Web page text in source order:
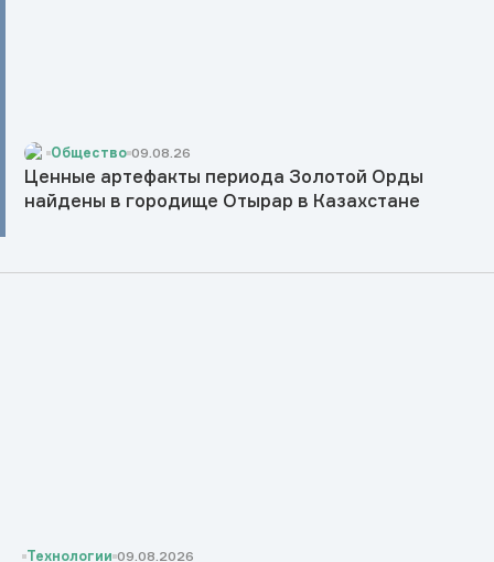
Общество 09.08.26
Ценные артефакты периода Золотой Орды
найдены в городище Отырар в Казахстане
Технологии 09.08.2026